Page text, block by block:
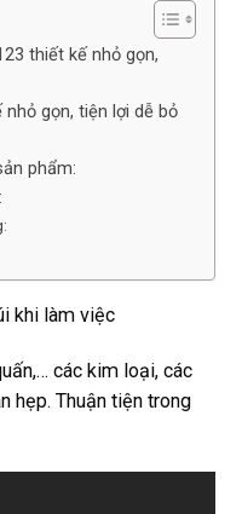
thiết kế nhỏ gọn,
gọn, tiện lợi dễ bỏ
phẩm:
khi làm việc
các kim loại, các
hẹp. Thuận tiện trong